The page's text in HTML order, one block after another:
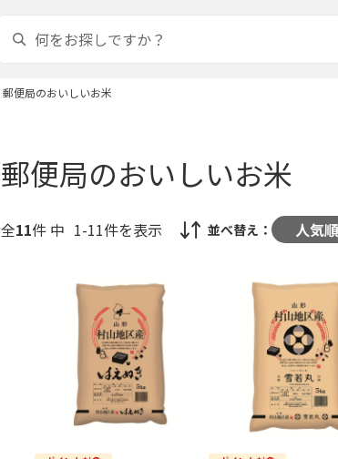
郵便局のおいしいお米
郵便局のおいしいお米
全11件 中 1-11件を表示 並べ替え： 人気順